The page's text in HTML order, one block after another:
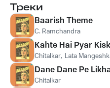
Треки
Baarish Theme
C. Ramchandra
Kahte Hai Pyar
Chitalkar, Lata
Dane Dane Pe
Chitalkar